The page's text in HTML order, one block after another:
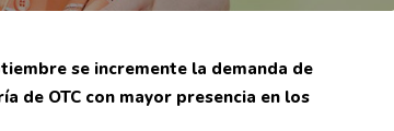
se incremente la demanda de
de OTC con mayor presencia en los